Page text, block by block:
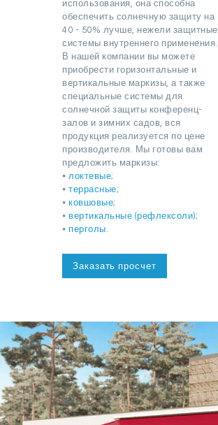
использования, она способна
обеспечить солнечную защиту на
40 - 50% лучше, нежели защитные
системы внутреннего применения.
В нашей компании вы можете
приобрести горизонтальные и
вертикальные маркизы, а также
специальные системы для
солнечной защиты конференц-
залов и зимних садов, вся
продукция реализуется по цене
производителя. Мы готовы вам
предложить маркизы:
⦁ локтевые;
⦁ террасные;
⦁ ковшовые;
⦁ вертикальные (рефлексоли);
⦁ перголы.
Заказать просчет